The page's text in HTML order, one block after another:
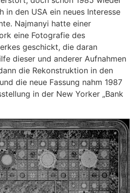
in den USA ein neues Interesse
Najmanyi hatte einer
eine Fotografie des
geschickt, die daran
dieser und anderer Aufnahmen
die Rekonstruktion in den
die neue Fassung nahm 1987
in der New Yorker „Bank